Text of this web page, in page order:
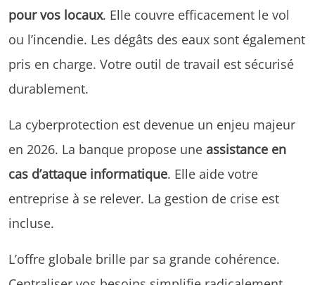
pour vos locaux. Elle couvre efficacement le vol
ou l’incendie. Les dégâts des eaux sont également
pris en charge. Votre outil de travail est sécurisé
durablement.
La cyberprotection est devenue un enjeu majeur
en 2026. La banque propose une assistance en
cas d’attaque informatique. Elle aide votre
entreprise à se relever. La gestion de crise est
incluse.
L’offre globale brille par sa grande cohérence.